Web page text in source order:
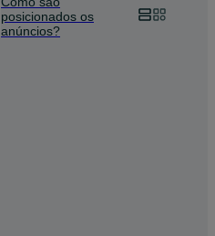
posicionados os
anúncios?